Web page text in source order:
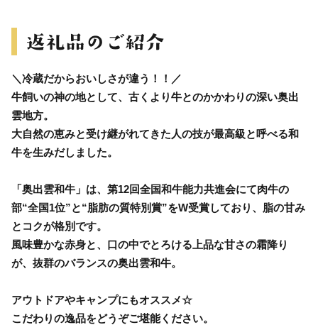
＼冷蔵だからおいしさが違う！！／
牛飼いの神の地として、古くより牛とのかかわりの深い奥出
雲地方。
大自然の恵みと受け継がれてきた人の技が最高級と呼べる和
牛を生みだしました。
「奥出雲和牛」は、第12回全国和牛能力共進会にて肉牛の
部“全国1位”と“脂肪の質特別賞”をW受賞しており、脂の甘み
とコクが格別です。
風味豊かな赤身と、口の中でとろける上品な甘さの霜降り
が、抜群のバランスの奥出雲和牛。
アウトドアやキャンプにもオススメ☆
こだわりの逸品をどうぞご堪能ください。